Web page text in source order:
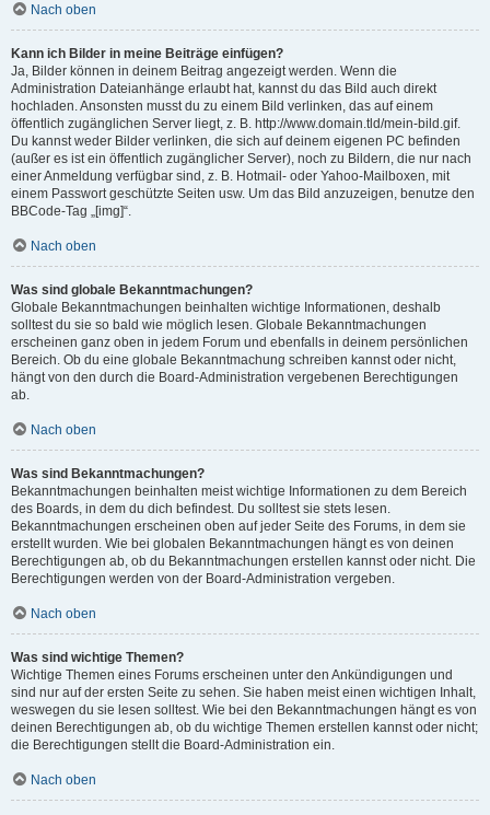
Nach oben
Kann ich Bilder in meine Beiträge einfügen?
Ja, Bilder können in deinem Beitrag angezeigt werden. Wenn die
Administration Dateianhänge erlaubt hat, kannst du das Bild auch direkt
hochladen. Ansonsten musst du zu einem Bild verlinken, das auf einem
öffentlich zugänglichen Server liegt, z. B. http://www.domain.tld/mein-bild.gif.
Du kannst weder Bilder verlinken, die sich auf deinem eigenen PC befinden
(außer es ist ein öffentlich zugänglicher Server), noch zu Bildern, die nur nach
einer Anmeldung verfügbar sind, z. B. Hotmail- oder Yahoo-Mailboxen, mit
einem Passwort geschützte Seiten usw. Um das Bild anzuzeigen, benutze den
BBCode-Tag „[img]“.
Nach oben
Was sind globale Bekanntmachungen?
Globale Bekanntmachungen beinhalten wichtige Informationen, deshalb
solltest du sie so bald wie möglich lesen. Globale Bekanntmachungen
erscheinen ganz oben in jedem Forum und ebenfalls in deinem persönlichen
Bereich. Ob du eine globale Bekanntmachung schreiben kannst oder nicht,
hängt von den durch die Board-Administration vergebenen Berechtigungen
ab.
Nach oben
Was sind Bekanntmachungen?
Bekanntmachungen beinhalten meist wichtige Informationen zu dem Bereich
des Boards, in dem du dich befindest. Du solltest sie stets lesen.
Bekanntmachungen erscheinen oben auf jeder Seite des Forums, in dem sie
erstellt wurden. Wie bei globalen Bekanntmachungen hängt es von deinen
Berechtigungen ab, ob du Bekanntmachungen erstellen kannst oder nicht. Die
Berechtigungen werden von der Board-Administration vergeben.
Nach oben
Was sind wichtige Themen?
Wichtige Themen eines Forums erscheinen unter den Ankündigungen und
sind nur auf der ersten Seite zu sehen. Sie haben meist einen wichtigen Inhalt,
weswegen du sie lesen solltest. Wie bei den Bekanntmachungen hängt es von
deinen Berechtigungen ab, ob du wichtige Themen erstellen kannst oder nicht;
die Berechtigungen stellt die Board-Administration ein.
Nach oben